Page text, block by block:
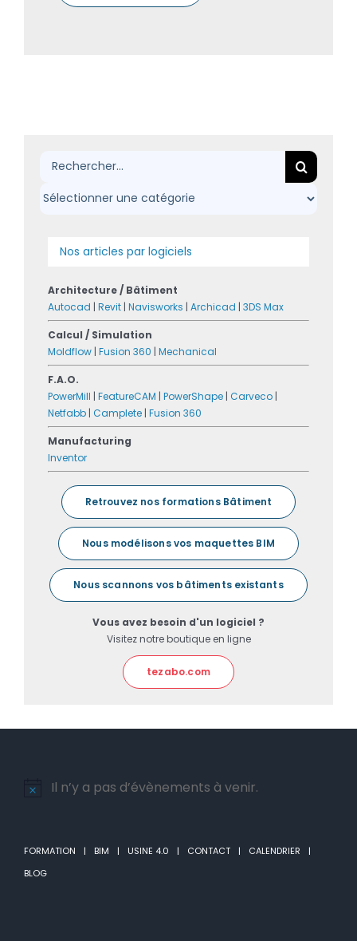
Rechercher:
Nos articles par logiciels
Architecture / Bâtiment
Autocad | Revit | Navisworks | Archicad | 3DS Max
Calcul / Simulation
Moldflow | Fusion 360 | Mechanical
F.A.O.
PowerMill | FeatureCAM | PowerShape | Carveco |
Netfabb | Camplete | Fusion 360
Manufacturing
Inventor
Retrouvez nos formations Bâtiment
Nous modélisons vos maquettes BIM
Nous scannons vos bâtiments existants
Vous avez besoin d'un logiciel ?
Visitez notre boutique en ligne
tezabo.com
Notice
Il n’y a pas d’évènements à venir.
FORMATION BIM USINE 4.0 CONTACT
CALENDRIER
BLOG